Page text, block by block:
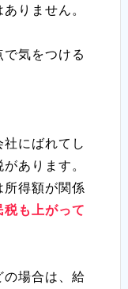
りません。
気をつける
にばれてし
あります。
所得額が関係
税も上がって
の場合は、給